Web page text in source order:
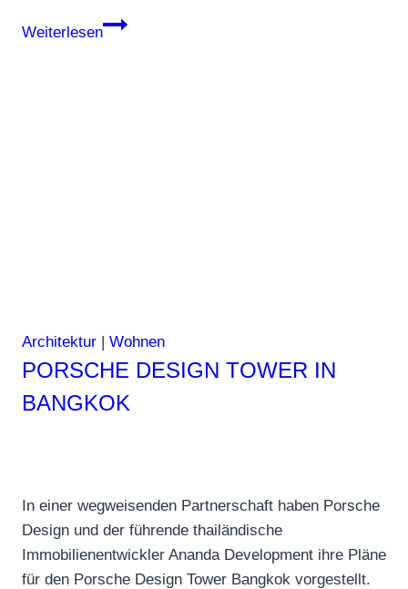
Weiterlesen
Fantastische
Architektur | Wohnen
PORSCHE DESIGN TOWER IN
BANGKOK
In einer wegweisenden Partnerschaft haben Porsche
Design und der führende thailändische
Immobilienentwickler Ananda Development ihre Pläne
für den Porsche Design Tower Bangkok vorgestellt.